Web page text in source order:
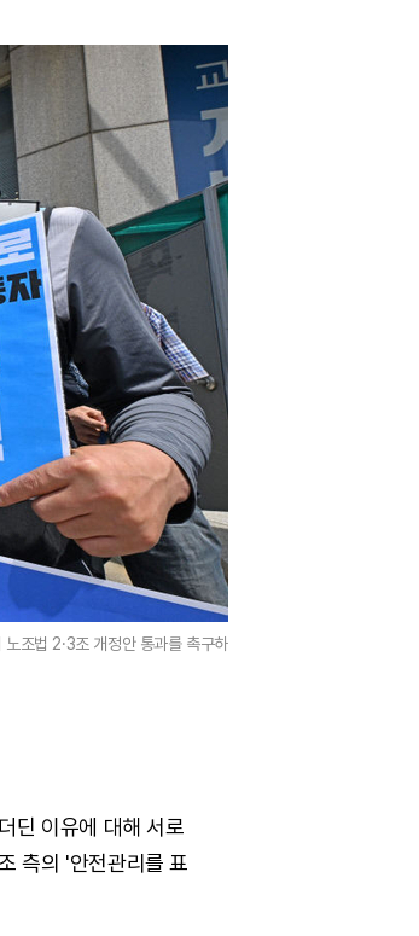
조법 2·3조 개정안 통과를 촉구하
딘 이유에 대해 서로
측의 '안전관리를 표